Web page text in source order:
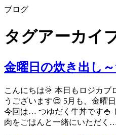
ブログ
タグアーカイ
金曜日の炊き出し
こんにちは🌞 本日もロジカブ
うございます😌 5月も、金曜
今回は… つゆだく牛丼です🍚
肉をごはんと一緒にいただ